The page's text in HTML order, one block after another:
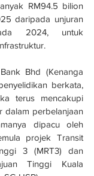
RM94.5 bilion
daripada unjuran
2024, untuk
Bhd (Kenanga
berkata,
terus mencakupi
dalam perbelanjaan
dipacu oleh
projek Transit
3 (MRT3) dan
Tinggi Kuala